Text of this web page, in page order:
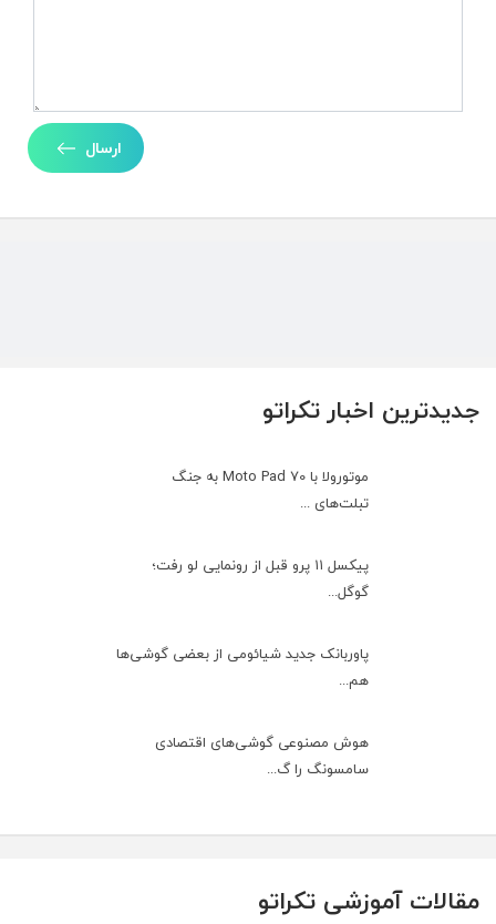
جدیدترین اخبار تکراتو
موتورولا با Moto Pad 70 به جنگ
تبلت‌های ...
پیکسل ۱۱ پرو قبل از رونمایی لو رفت؛
گوگل...
پاوربانک جدید شیائومی از بعضی گوشی‌ها
هم...
هوش مصنوعی گوشی‌های اقتصادی
سامسونگ را گ...
ارسال
مقالات آموزشی تکراتو